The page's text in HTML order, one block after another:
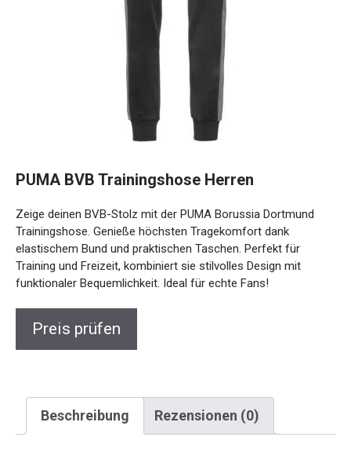
PUMA BVB Trainingshose Herren
Zeige deinen BVB-Stolz mit der PUMA Borussia Dortmund
Trainingshose. Genieße höchsten Tragekomfort dank
elastischem Bund und praktischen Taschen. Perfekt für
Training und Freizeit, kombiniert sie stilvolles Design mit
funktionaler Bequemlichkeit. Ideal für echte Fans!
Preis prüfen
Beschreibung Rezensionen (0)